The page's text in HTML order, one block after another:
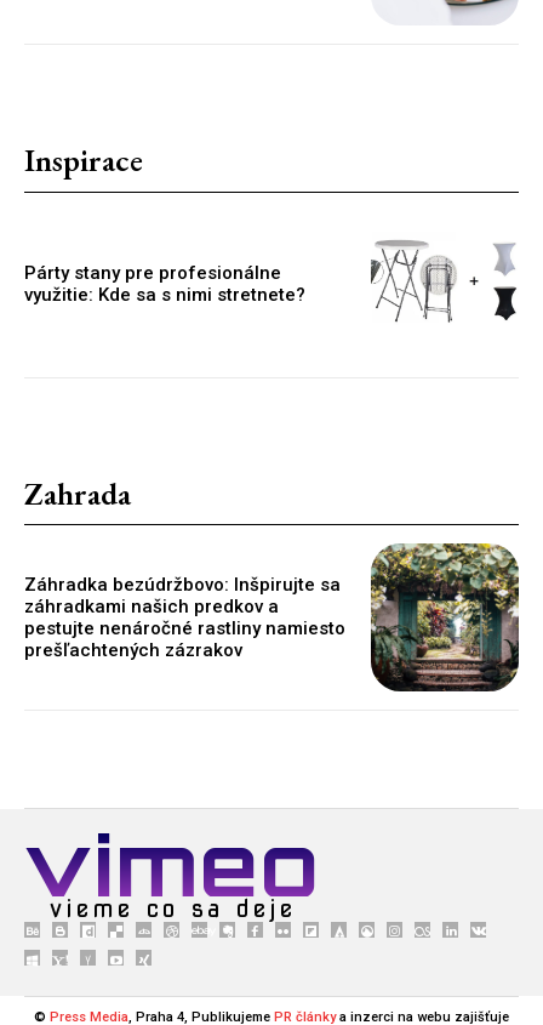
Inspirace
Párty stany pre profesionálne
využitie: Kde sa s nimi stretnete?
Zahrada
Záhradka bezúdržbovo: Inšpirujte sa
záhradkami našich predkov a
pestujte nenáročné rastliny namiesto
prešľachtených zázrakov
vieme co sa deje
vimeo
© Press Media, Praha 4, Publikujeme PR článkya inzerci na webu zajišťuje